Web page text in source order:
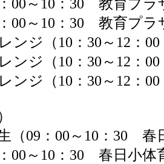
00～10：30 教育プラ
00～10：30 教育プラ
ンジ（10：30～12：
ンジ（10：30～12：
ンジ（10：30～12：
（09：00～10：30 春
00～10：30 春日小体